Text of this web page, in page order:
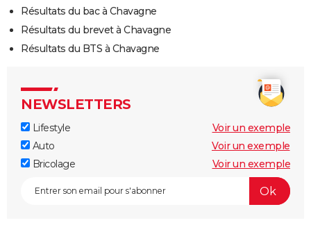
Résultats du bac à Chavagne
Résultats du brevet à Chavagne
Résultats du BTS à Chavagne
NEWSLETTERS
Lifestyle
Voir un exemple
Auto
Voir un exemple
Bricolage
Voir un exemple